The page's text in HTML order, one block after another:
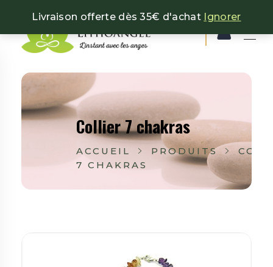
Livraison offerte dès 35€ d'achat Ignorer
ACCUEIL PRODUITS
7 CHAKRAS
Collier 7 chakras